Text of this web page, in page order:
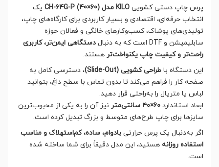
پرس چاپ دستی کشویی KILO مدل CH-64G-P (40×60)
یک
انتخاب حرفه‌ای، اقتصادی و بسیار کاربردی برای کارگاه‌های چاپ،
تولیدی‌های پوشاک، کسب‌وکارهای خانگی و فعالان حوزه
سابلیمیشن و DTF است که به دنبال
دستگاهی ایمن‌تر، کاربری
راحت‌تر و کیفیت چاپ یکنواخت‌تر هستند.
این دستگاه با طراحی کشویی (Slide-Out)
، دسترسی کامل به
صفحه کار را فراهم می‌کند تا بدون تماس با سطح داغ، بتوانید
لباس یا متریال را به‌راحتی قرار دهید.
ابعاد استاندارد ۶۰×۴۰ سانتی‌متر
نیز آن را به یکی از محبوب‌ترین
سایزها برای چاپ طرح‌های متوسط و بزرگ تبدیل کرده است.
اگر به‌دنبال یک پرس حرارتی بادوام، ساده، کم‌استهلاک و مناسب
استفاده روزانه هستید، این مدل دقیقاً برای شما ساخته شده
است.